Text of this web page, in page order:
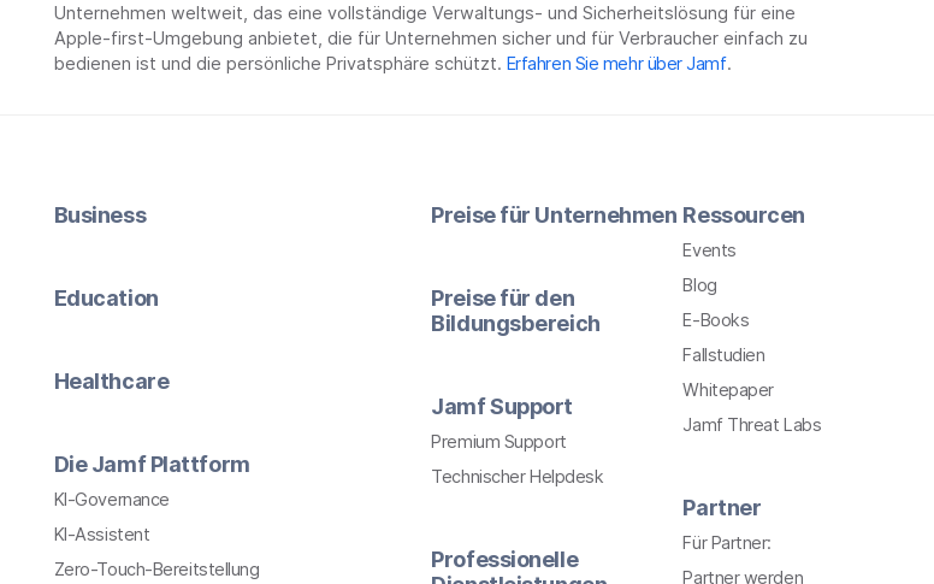
Unternehmen weltweit, das eine vollständige Verwaltungs- und Sicherheitslösung für eine
Apple-first-Umgebung anbietet, die für Unternehmen sicher und für Verbraucher einfach zu
bedienen ist und die persönliche Privatsphäre schützt. Erfahren Sie mehr über Jamf.
Business
Education
Healthcare
Die Jamf Plattform
KI-Governance
KI-Assistent
Zero-Touch-Bereitstellung
Preise für Unternehmen
Preise für den
Bildungsbereich
Jamf Support
Premium Support
Technischer Helpdesk
Professionelle
Ressourcen
Events
Blog
E-Books
Fallstudien
Whitepaper
Jamf Threat Labs
Partner
Für Partner:
Partner werden